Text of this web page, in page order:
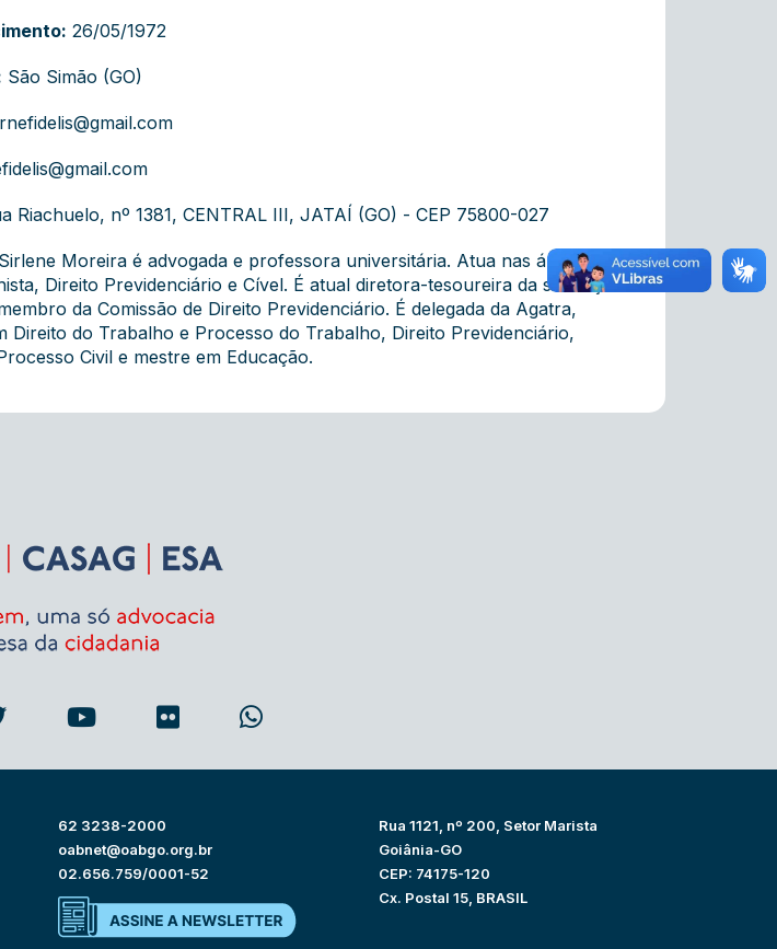
26/05/1972
São Simão (GO)
Riachuelo, nº 1381, CENTRAL III , JATAÍ (GO ) - CEP 75800-027
Sirlene Moreira é advogada e professora universitária. Atua nas áreas do
Direito Previdenciário e Cível. É atual diretora-tesoureira da subseção
da Comissão de Direito Previdenciário. É delegada da Agatra,
Direito do Trabalho e Processo do Trabalho, Direito Previdenciário,
Civil e mestre em Educação.
62 3238-2000
oabnet@oabgo.org.br
02.656.759/0001-52
Rua 1121, nº 200, Setor Marista
Goiânia-GO
CEP: 74175-120
Cx. Postal 15, BRASIL